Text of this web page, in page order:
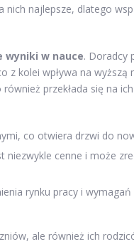
nich najlepsze, dlatego
wyniki w nauce. Doradcy
z kolei wpływa na wyższą
przekłada się na
co otwiera drzwi do
niezwykle cenne i może
rynku pracy i
ale również ich